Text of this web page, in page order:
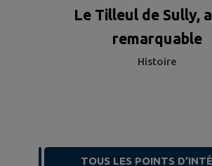
Le Tilleul de Sully,
remarquable
Histoire
TOUS LES POINTS